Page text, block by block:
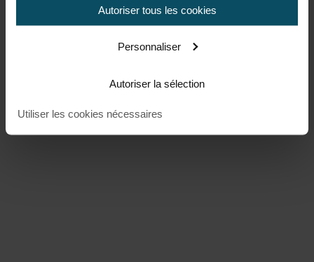
Autoriser tous les cookies
Personnaliser
Autoriser la sélection
Utiliser les cookies nécessaires